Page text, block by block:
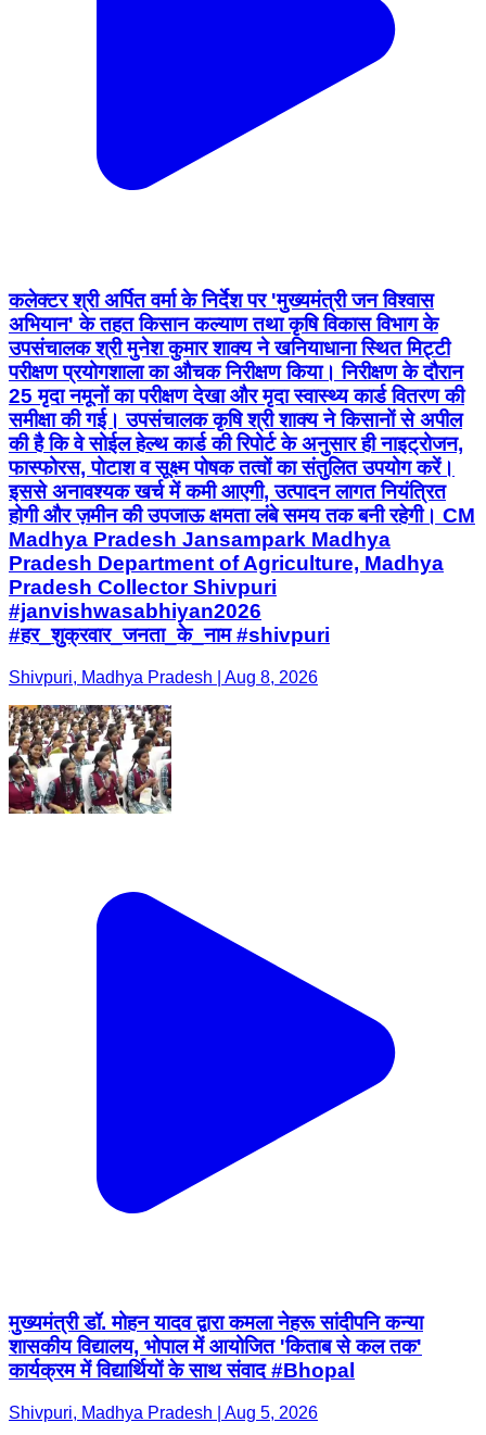
कलेक्टर श्री अर्पित वर्मा के निर्देश पर 'मुख्यमंत्री जन विश्वास
अभियान' के तहत किसान कल्याण तथा कृषि विकास विभाग के
उपसंचालक श्री मुनेश कुमार शाक्य ने खनियाधाना स्थित मिट्टी
परीक्षण प्रयोगशाला का औचक निरीक्षण किया। निरीक्षण के दौरान
25 मृदा नमूनों का परीक्षण देखा और मृदा स्वास्थ्य कार्ड वितरण की
समीक्षा की गई। उपसंचालक कृषि श्री शाक्य ने किसानों से अपील
की है कि वे सोईल हेल्थ कार्ड की रिपोर्ट के अनुसार ही नाइट्रोजन,
फास्फोरस, पोटाश व सूक्ष्म पोषक तत्वों का संतुलित उपयोग करें।
इससे अनावश्यक खर्च में कमी आएगी, उत्पादन लागत नियंत्रित
होगी और ज़मीन की उपजाऊ क्षमता लंबे समय तक बनी रहेगी। CM
Madhya Pradesh Jansampark Madhya
Pradesh Department of Agriculture, Madhya
Pradesh Collector Shivpuri
#janvishwasabhiyan2026
#हर_शुक्रवार_जनता_के_नाम #shivpuri
Shivpuri, Madhya Pradesh | Aug 8, 2026
मुख्यमंत्री डॉ. मोहन यादव द्वारा कमला नेहरू सांदीपनि कन्या
शासकीय विद्यालय, भोपाल में आयोजित 'किताब से कल तक'
कार्यक्रम में विद्यार्थियों के साथ संवाद #Bhopal
Shivpuri, Madhya Pradesh | Aug 5, 2026